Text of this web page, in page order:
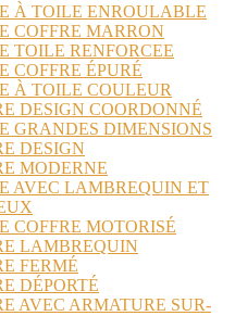
À TOILE ENROULABLE
COFFRE MARRON
TOILE RENFORCEE
COFFRE ÉPURÉ
À TOILE COULEUR
DESIGN COORDONNÉ
GRANDES DIMENSIONS
DESIGN
MODERNE
AVEC LAMBREQUIN ET
COFFRE MOTORISÉ
LAMBREQUIN
FERMÉ
DÉPORTÉ
AVEC ARMATURE SUR-